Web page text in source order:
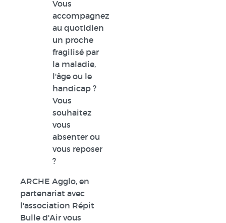
Vous
accompagnez
au quotidien
un proche
fragilisé par
la maladie,
l'âge ou le
handicap ?
Vous
souhaitez
vous
absenter ou
vous reposer
?
ARCHE Agglo, en
partenariat avec
l'association Répit
Bulle d'Air vous